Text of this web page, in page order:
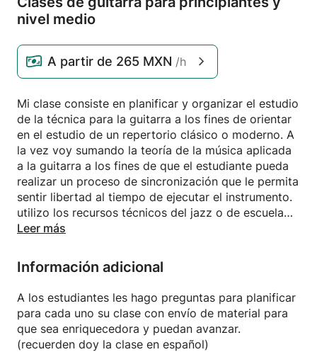
nivel medio
A partir de 265 MXN /h
Mi clase consiste en planificar y organizar el estudio
de la técnica para la guitarra a los fines de orientar
en el estudio de un repertorio clásico o moderno. A
la vez voy sumando la teoría de la música aplicada
a la guitarra a los fines de que el estudiante pueda
realizar un proceso de sincronización que le permita
sentir libertad al tiempo de ejecutar el instrumento.
utilizo los recursos técnicos del jazz o de escuela
moderna de la guitarra y de a poco voy
compositores para comprender la evolución de
dicho instrumento.
Leer más
Información adicional
A los estudiantes les hago preguntas para planificar
para cada uno su clase con envío de material para
que sea enriquecedora y puedan avanzar.
(recuerden doy la clase en español)